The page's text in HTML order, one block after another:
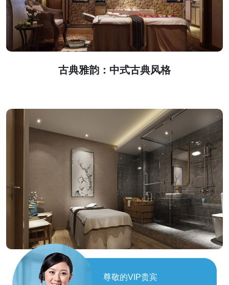
尊敬的VIP贵宾
古典雅韵：中式古典风格
现代简约：时尚舒适空间